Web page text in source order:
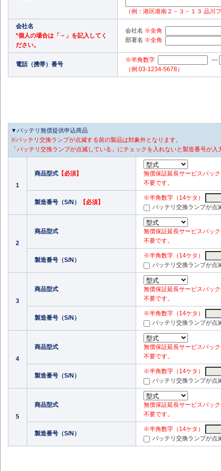
（例：港区港南２－３－１３ 品川
会社名
*個人の場合は「－」を記入してく
ださい。
会社名 ※全角
部署名 ※全角
電話（携帯）番号
※半角数字
—
（例:03-1234-5678）
▼バッテリ無償提供申込商品
※バッテリ交換ランプが点滅する前の製品は対象外となります。
「バッテリ交換ランプが点滅している」にチェックを入れないと製造番号が
1
商品型式 【必須】
無償保証延長サービスパッ
不要です。
製造番号（S/N） 【必須】
※半角数字（14ケタ）
バッテリ交換ランプが点
2
商品型式
無償保証延長サービスパッ
不要です。
製造番号（S/N）
※半角数字（14ケタ）
バッテリ交換ランプが点
3
商品型式
無償保証延長サービスパッ
不要です。
製造番号（S/N）
※半角数字（14ケタ）
バッテリ交換ランプが点
4
商品型式
無償保証延長サービスパッ
不要です。
製造番号（S/N）
※半角数字（14ケタ）
バッテリ交換ランプが点
5
商品型式
無償保証延長サービスパッ
不要です。
製造番号（S/N）
※半角数字（14ケタ）
バッテリ交換ランプが点